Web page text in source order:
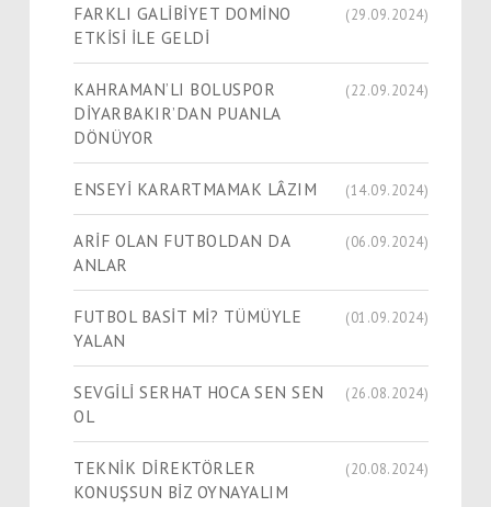
FARKLI GALİBİYET DOMİNO
ETKİSİ İLE GELDİ
(29.09.2024)
KAHRAMAN’LI BOLUSPOR
DİYARBAKIR’DAN PUANLA
DÖNÜYOR
(22.09.2024)
ENSEYİ KARARTMAMAK LÂZIM (14.09.2024)
ARİF OLAN FUTBOLDAN DA
ANLAR
(06.09.2024)
FUTBOL BASİT Mİ? TÜMÜYLE
YALAN
(01.09.2024)
SEVGİLİ SERHAT HOCA SEN SEN
OL
(26.08.2024)
TEKNİK DİREKTÖRLER
KONUŞSUN BİZ OYNAYALIM
(20.08.2024)